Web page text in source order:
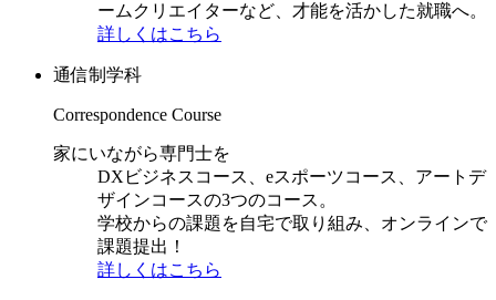
ームクリエイターなど、才能を活かした就職へ。
詳しくはこちら
通信制学科
Correspondence Course
家にいながら専門士を
DXビジネスコース、eスポーツコース、アートデ
ザインコースの3つのコース。
学校からの課題を自宅で取り組み、オンラインで
課題提出！
詳しくはこちら